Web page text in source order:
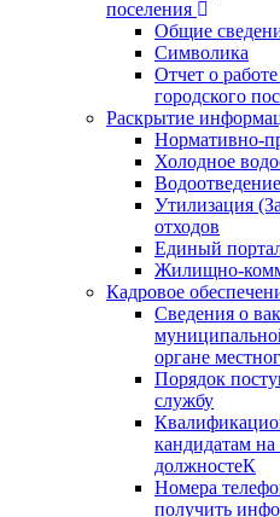
поселения
Общие
Символика
Отчет о
городского
Раскрытие
Нормативно-
Холодное
Утилизация
отходов
Единый
Жилищно-
Кадровое
Сведения о
органе
Порядок
службу
кандидатам
должностеК
Номера
получить